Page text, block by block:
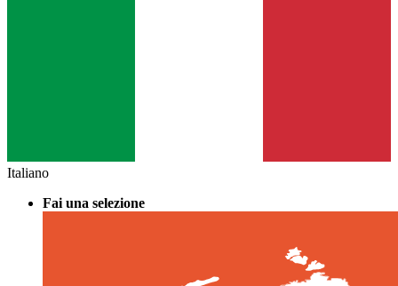
Italiano
Fai una selezione